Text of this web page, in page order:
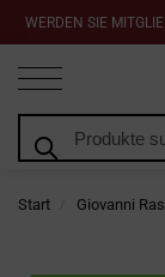
WERDEN SIE
Start Giovanni